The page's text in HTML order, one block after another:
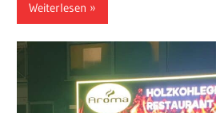
Weiterlesen